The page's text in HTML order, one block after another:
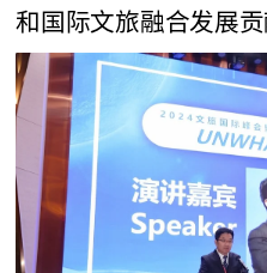
和国际文旅融合发展贡